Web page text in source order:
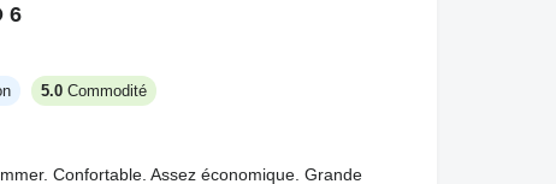
6
5.0 Commodité
Confortable. Assez économique. Grande